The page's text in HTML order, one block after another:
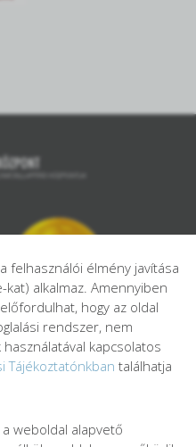
felhasználói élmény javítása
alkalmaz. Amennyiben
hogy az oldal
rendszer, nem
kapcsolatos
Tájékoztatónkban találhatja
weboldal alapvető